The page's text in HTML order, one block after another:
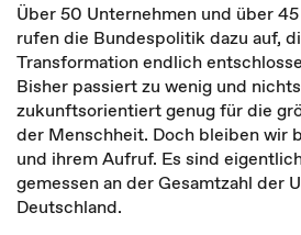
Über 50 Unternehmen und über
rufen die Bundespolitik dazu auf,
Transformation endlich
Bisher passiert zu wenig und
zukunftsorientiert genug für die
der Menschheit. Doch bleiben wir
und ihrem Aufruf. Es sind
gemessen an der Gesamtzahl der
Deutschland.